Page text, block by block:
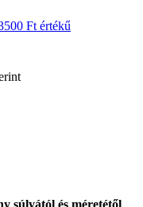
Ft értékű
súlyától és méretétől